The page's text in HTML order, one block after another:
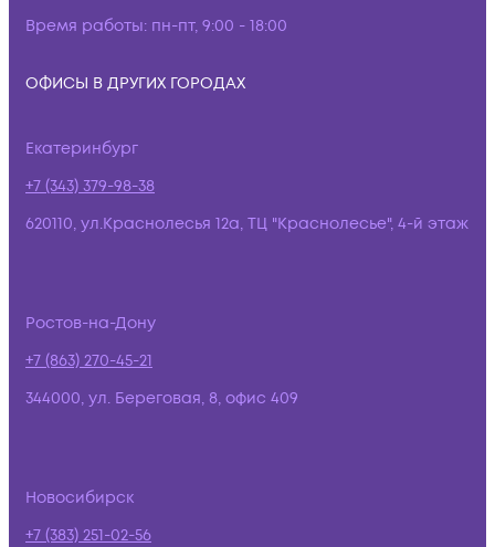
Время работы: пн-пт, 9:00 - 18:00
ОФИСЫ В ДРУГИХ ГОРОДАХ
Екатеринбург
+7 (343) 379-98-38
620110, ул.Краснолесья 12а, ТЦ "Краснолесье", 4-й этаж
Ростов-на-Дону
+7 (863) 270-45-21
344000, ул. Береговая, 8, офис 409
Новосибирск
+7 (383) 251-02-56